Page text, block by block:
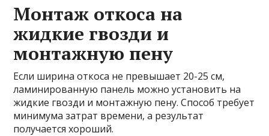
Монтаж откоса на
жидкие гвозди и
монтажную пену
Если ширина откоса не превышает 20-25 см,
ламинированную панель можно установить на
жидкие гвозди и монтажную пену. Способ требует
минимума затрат времени, а результат
получается хороший.